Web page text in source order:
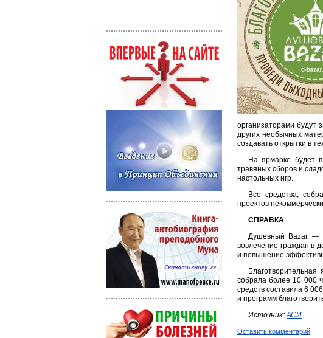
организаторами будут
других необычных
создавать открытки в
На ярмарке будет
травяных сборов и
настольных игр.
Все средства,
проектов
СПРАВКА
Душевный Bazar —
вовлечение граждан в
и повышение
собрала более 10 000
средств составила 6
и программ
Источник:АСИ
Оставить комментарий